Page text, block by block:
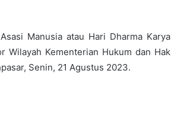
Manusia atau Hari Dharma Karya
Wilayah Kementerian Hukum dan Hak
Senin, 21 Agustus 2023.